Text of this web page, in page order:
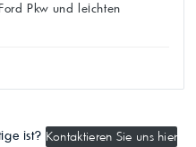
Pkw und leichten
ist? Kontaktieren Sie uns hier